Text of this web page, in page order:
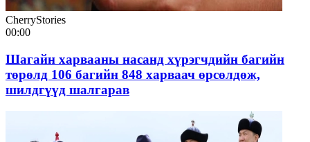
CherryStories
00:00
Шагайн харвааны насанд хүрэгчдийн багийн
төрөлд 106 багийн 848 харваач өрсөлдөж,
шилдгүүд шалгарав